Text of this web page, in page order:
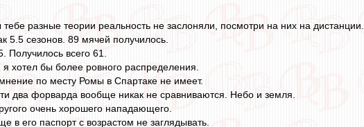
тебе разные теории реальность не заслоняли, посмотри на них на дистанции.
5.5 сезонов. 89 мячей получилось.
Получилось всего 61.
я хотел бы более ровного распределения.
по месту Ромы в Спартаке не имеет.
два форварда вообще никак не сравниваются. Небо и земля.
очень хорошего нападающего.
в его паспорт с возрастом не заглядывать.